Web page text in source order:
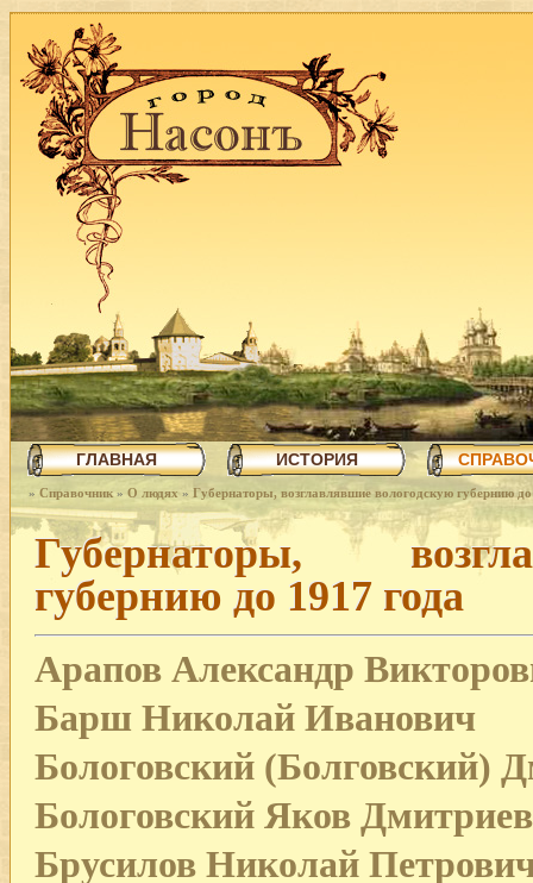
ГЛАВНАЯ ИСТОРИЯ
» Справочник » О людях » Губернаторы, возглавлявшие вологодскую губернию
Губернаторы,
губернию до 1917 года
Арапов Александр
Барш Николай Иванович
Бологовский (Болговский)
Бологовский Яков
Брусилов Николай